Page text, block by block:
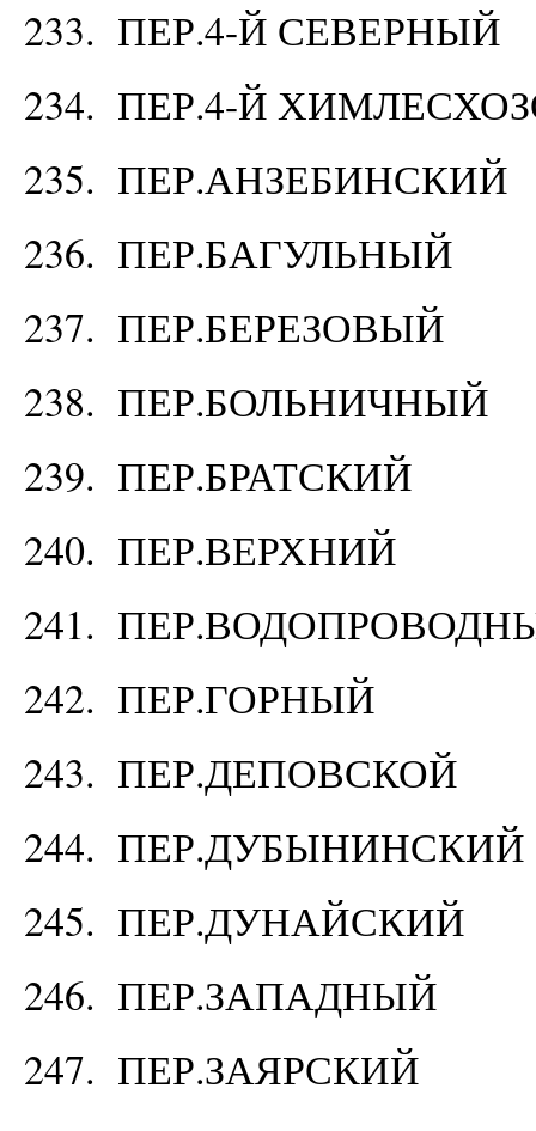
233. ПЕР.4-Й СЕВЕРНЫЙ
234. ПЕР.4-Й
235. ПЕР.АНЗЕБИНСКИЙ
236. ПЕР.БАГУЛЬНЫЙ
237. ПЕР.БЕРЕЗОВЫЙ
238. ПЕР.БОЛЬНИЧНЫЙ
239. ПЕР.БРАТСКИЙ
240. ПЕР.ВЕРХНИЙ
241.
242. ПЕР.ГОРНЫЙ
243. ПЕР.ДЕПОВСКОЙ
244. ПЕР.ДУБЫНИНСКИЙ
245. ПЕР.ДУНАЙСКИЙ
246. ПЕР.ЗАПАДНЫЙ
247. ПЕР.ЗАЯРСКИЙ